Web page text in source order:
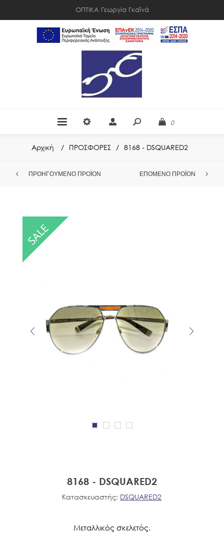
ΟΠΤΙΚΑ Γεωργία Γκαϊνά
0
Αρχική / ΠΡΟΣΦΟΡΕΣ / 8168 - DSQUARED2
ΠΡΟΗΓΟΎΜΕΝΟ ΠΡΟΪΌΝ ΕΠΌΜΕΝΟ ΠΡΟΪΌΝ
8168 - DSQUARED2
Κατασκευαστής: DSQUARED2
Μεταλλικός σκελετός.